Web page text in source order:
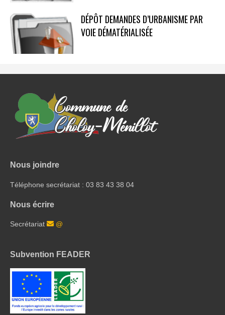
DÉPÔT DEMANDES D’URBANISME PAR
VOIE DÉMATÉRIALISÉE
Nous joindre
Téléphone secrétariat : 03 83 43 38 04
Nous écrire
Secrétariat @
Subvention FEADER